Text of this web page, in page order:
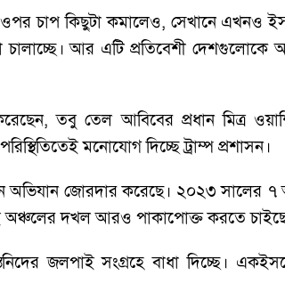
ওপর চাপ কিছুটা কমালেও, সেখানে এখনও
আর এটি প্রতিবেশী দেশগুলোকে
করেছেন, তবু তেল আবিবের প্রধান মিত্র
মনোযোগ দিচ্ছে ট্রাম্প প্রশাসন।
অভিযান জোরদার করেছে। ২০২৩ সালের
অঞ্চলের দখল আরও পাকাপোক্ত করতে
জলপাই সংগ্রহে বাধা দিচ্ছে।